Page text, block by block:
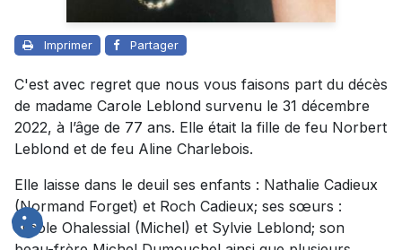
Imprimer Partager
C'est avec regret que nous vous faisons part du décès
de madame Carole Leblond survenu le 31 décembre
2022, à l’âge de 77 ans. Elle était la fille de feu Norbert
Leblond et de feu Aline Charlebois.
Elle laisse dans le deuil ses enfants : Nathalie Cadieux
(Normand Forget) et Roch Cadieux; ses sœurs :
Nicole Ohalessial (Michel) et Sylvie Leblond; son